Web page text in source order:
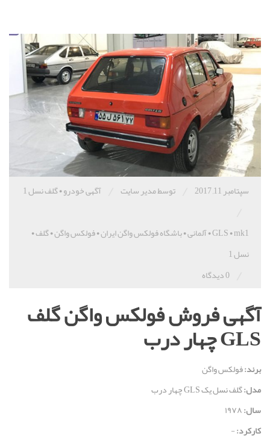
سپتامبر 11, 2017 توسط مدیر سایت آگهی خودرو•گلف نسل 1
GLS•mk1
•آلمانی•باشگاه فولکس واگن ایران•فولکس واگن•گلف•
نسل 1
0 دیدگاه
آگهی فروش فولکس واگن گلف
GLS چهار درب
برند:فولکس واگن
مدل:گلف نسل یک GLS چهار درب
سال:
کارکرد:-